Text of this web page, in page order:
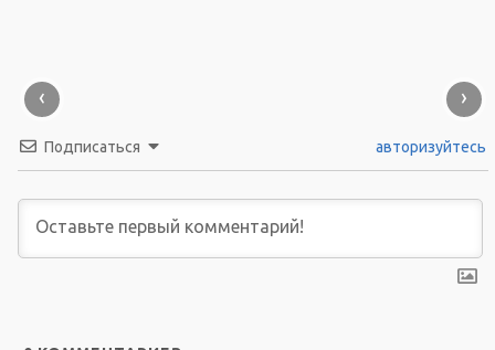
‹ ›
Подписаться авторизуйтесь